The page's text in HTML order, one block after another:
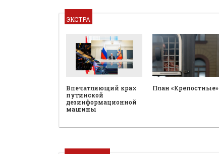
ЭКСТРА
Впечатляющий крах
путинской
дезинформационной
машины
План «Крепостные»